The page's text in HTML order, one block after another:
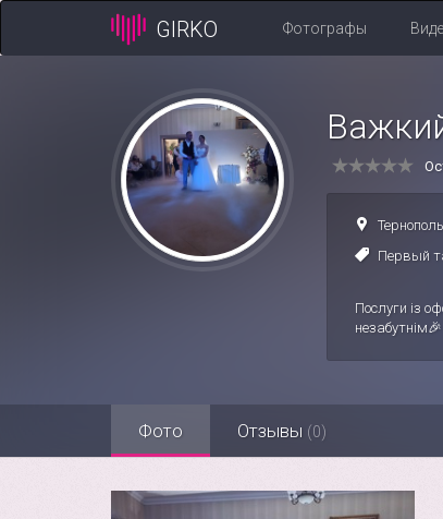
GIRKO Фотографы
Тернополь
Первый
Послуги із
Фото Отзывы (0)